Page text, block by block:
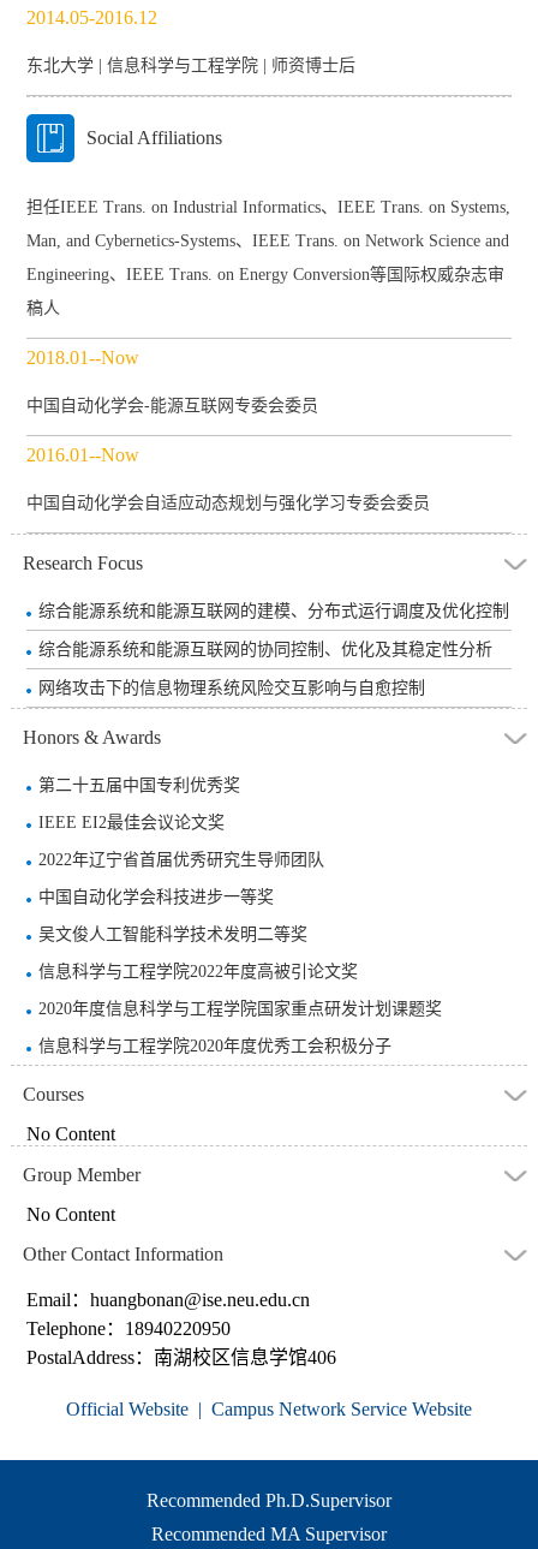
2014.05-2016.12
东北大学 | 信息科学与工程学院 | 师资博士后
Social Affiliations
担任IEEE Trans. on Industrial Informatics、IEEE Trans. on Systems,
Man, and Cybernetics-Systems、IEEE Trans. on Network Science and
Engineering、IEEE Trans. on Energy Conversion等国际权威杂志审
稿人
2018.01--Now
中国自动化学会-能源互联网专委会委员
2016.01--Now
中国自动化学会自适应动态规划与强化学习专委会委员
Research Focus
综合能源系统和能源互联网的建模、分布式运行调度及优化控制
综合能源系统和能源互联网的协同控制、优化及其稳定性分析
网络攻击下的信息物理系统风险交互影响与自愈控制
Honors & Awards
第二十五届中国专利优秀奖
IEEE EI2最佳会议论文奖
2022年辽宁省首届优秀研究生导师团队
中国自动化学会科技进步一等奖
吴文俊人工智能科学技术发明二等奖
信息科学与工程学院2022年度高被引论文奖
2020年度信息科学与工程学院国家重点研发计划课题奖
信息科学与工程学院2020年度优秀工会积极分子
Courses
No Content
Group Member
No Content
Other Contact Information
Email：huangbonan@ise.neu.edu.cn
Telephone： 18940220950
PostalAddress： 南湖校区信息学馆406
Official Website | Campus Network Service Website
Recommended Ph.D.Supervisor
Recommended MA Supervisor